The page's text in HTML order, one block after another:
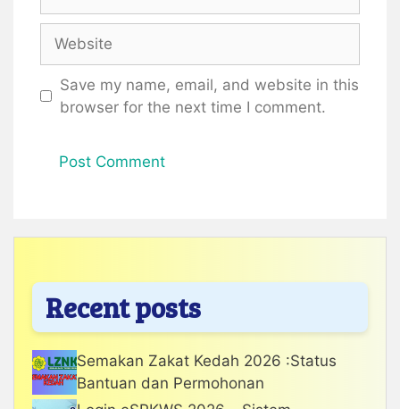
Save my name, email, and website in this
browser for the next time I comment.
Recent posts
Semakan Zakat Kedah 2026 :Status
Bantuan dan Permohonan